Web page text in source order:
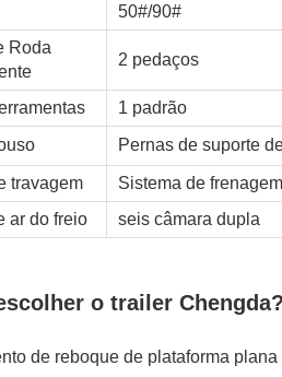
50#/90#
Roda
2 pedaços
1 padrão
Pernas de suporte
travagem
Sistema de
ar do freio
seis câmara dupla
o trailer Chengda?
de reboque de plataforma